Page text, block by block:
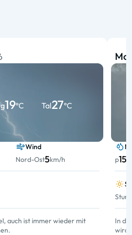
19°C Tal27°C
Wind
Nord-Ost5km/h
auch ist immer wieder mit
p15
In
wird